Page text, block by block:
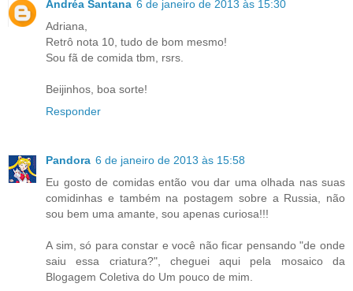
Andréa Santana 6 de janeiro de 2013 às 15:30
Adriana,
Retrô nota 10, tudo de bom mesmo!
Sou fã de comida tbm, rsrs.
Beijinhos, boa sorte!
Responder
Pandora 6 de janeiro de 2013 às 15:58
Eu gosto de comidas então vou dar uma olhada nas suas
comidinhas e também na postagem sobre a Russia, não
sou bem uma amante, sou apenas curiosa!!!
A sim, só para constar e você não ficar pensando "de onde
saiu essa criatura?", cheguei aqui pela mosaico da
Blogagem Coletiva do Um pouco de mim.